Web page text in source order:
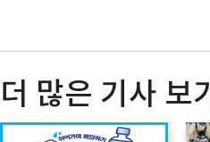
더 많은 기사 보기